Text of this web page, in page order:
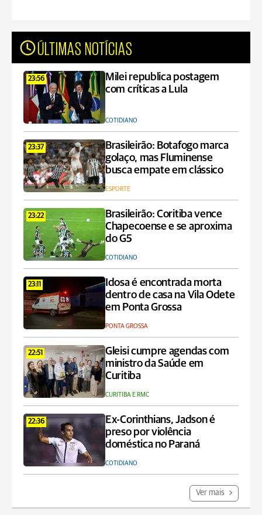
ÚLTIMAS NOTÍCIAS
23:56
Milei republica postagem
com críticas a Lula
COTIDIANO
23:37
Brasileirão: Botafogo marca
golaço, mas Fluminense
busca empate em clássico
ESPORTE
23:22
Brasileirão: Coritiba vence
Chapecoense e se aproxima
do G5
COTIDIANO
23:11
Idosa é encontrada morta
dentro de casa na Vila Odete
em Ponta Grossa
PONTA GROSSA
22:51
Gleisi cumpre agendas com
ministro da Saúde em
Curitiba
CURITIBA E RMC
22:36
Ex-Corinthians, Jadson é
preso por violência
doméstica no Paraná
COTIDIANO
Ver mais